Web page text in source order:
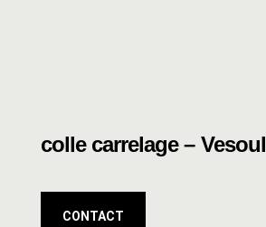
colle carrelage – Vesoul
CONTACT